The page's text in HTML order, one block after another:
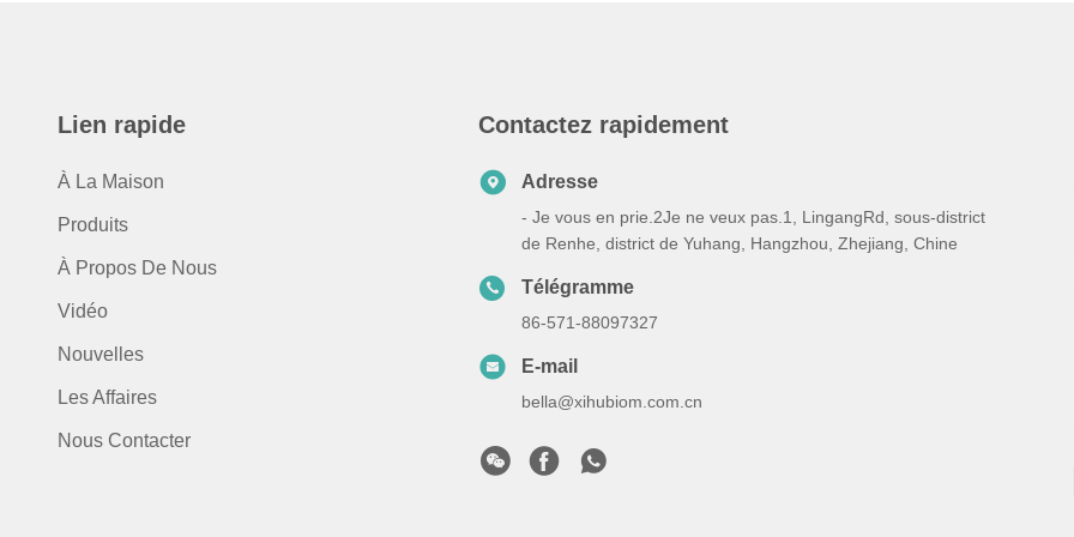
Lien rapide
À La Maison
Produits
À Propos De Nous
Vidéo
Nouvelles
Les Affaires
Nous Contacter
Contactez rapidement
Adresse
- Je vous en prie.2Je ne veux pas.1, LingangRd, sous-district
de Renhe, district de Yuhang, Hangzhou, Zhejiang, Chine
Télégramme
86-571-88097327
E-mail
bella@xihubiom.com.cn